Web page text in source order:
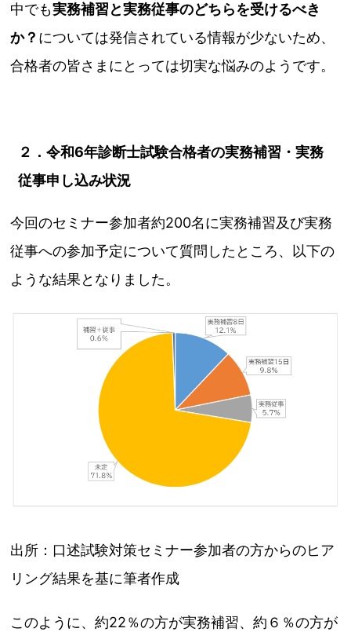
中でも実務補習と実務従事のどちらを受けるべき
か？ については発信されている情報が少ないため、
合格者の皆さまにとっては切実な悩みのようです。
２．令和6年診断士試験合格者の実務補習・実務
従事申し込み状況
今回のセミナー参加者約200名に実務補習及び実務
従事への参加予定について質問したところ、以下の
ような結果となりました。
出所：口述試験対策セミナー参加者の方からのヒア
リング結果を基に筆者作成
このように、約22％の方が実務補習、約６％の方が